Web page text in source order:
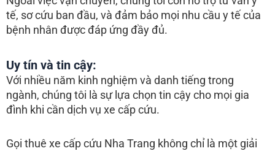
tế, sơ cứu ban đầu, và đảm bảo mọi nhu cầu y tế của
bệnh nhân được đáp ứng đầy đủ.
Uy tín và tin cậy:
Với nhiều năm kinh nghiệm và danh tiếng trong
ngành, chúng tôi là sự lựa chọn tin cậy cho mọi gia
đình khi cần dịch vụ xe cấp cứu.
Gọi thuê xe cấp cứu Nha Trang không chỉ là một giải